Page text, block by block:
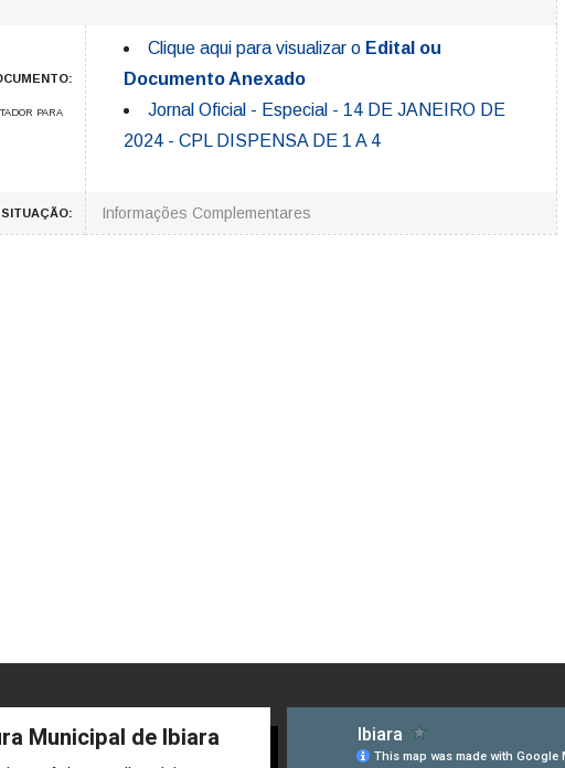
PARA
Clique aqui para visualizar o Edital ou
Documento Anexado
Jornal Oficial - Especial - 14 DE JANEIRO DE
2024 - CPL DISPENSA DE 1 A 4
SITUAÇÃO: Informações Complementares
Municipal de Ibiara